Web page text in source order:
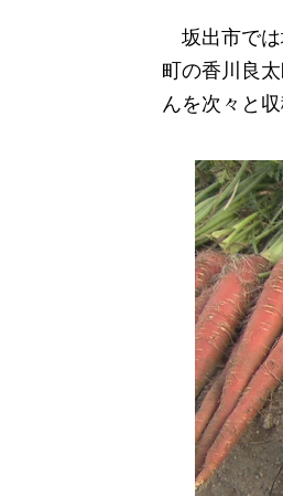
坂出市では
町の香川良
んを次々と